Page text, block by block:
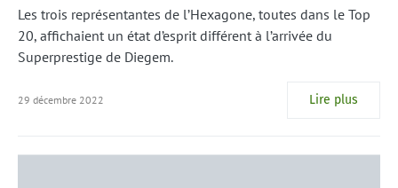
Les trois représentantes de l’Hexagone, toutes dans le Top
20, affichaient un état d’esprit différent à l’arrivée du
Superprestige de Diegem.
29 décembre 2022 Lire plus